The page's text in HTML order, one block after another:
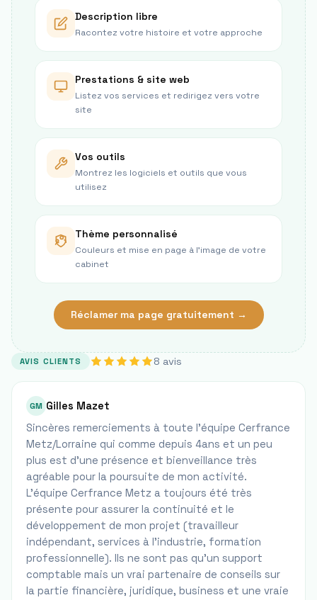
Description libre
Racontez votre histoire et votre approche
Prestations & site web
Listez vos services et redirigez vers votre
site
Vos outils
Montrez les logiciels et outils que vous
utilisez
Thème personnalisé
Couleurs et mise en page à l’image de votre
cabinet
Réclamer ma page gratuitement →
AVIS CLIENTS 8 avis
GM Gilles Mazet
Sincères remerciements à toute l’équipe Cerfrance
Metz/Lorraine qui comme depuis 4ans et un peu
plus est d’une présence et bienveillance très
agréable pour la poursuite de mon activité.
L'équipe Cerfrance Metz a toujours été très
présente pour assurer la continuité et le
développement de mon projet (travailleur
indépendant, services à l'industrie, formation
professionnelle). Ils ne sont pas qu’un support
comptable mais un vrai partenaire de conseils sur
la partie financière, juridique, business et une vraie